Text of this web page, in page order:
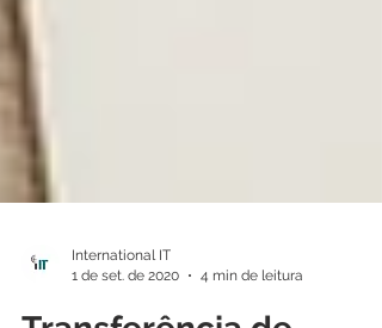
1 de set. de 2020
4 min de leitura